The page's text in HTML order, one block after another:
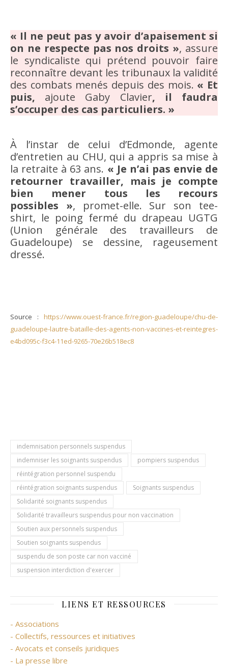
« Il ne peut pas y avoir d’apaisement si
on ne respecte pas nos droits », assure
le syndicaliste qui prétend pouvoir faire
reconnaître devant les tribunaux la validité
des combats menés depuis des mois. « Et
puis, ajoute Gaby Clavier, il faudra
s’occuper des cas particuliers. »
À l’instar de celui d’Edmonde, agente
d’entretien au CHU, qui a appris sa mise à
la retraite à 63 ans. « Je n’ai pas envie de
retourner travailler, mais je compte
bien mener tous les recours
possibles », promet-elle. Sur son tee-
shirt, le poing fermé du drapeau UGTG
(Union générale des travailleurs de
Guadeloupe) se dessine, rageusement
dressé.
Source : https://www.ouest-france.fr/region-guadeloupe/chu-de-
guadeloupe-lautre-bataille-des-agents-non-vaccines-et-reintegres-
e4bd095c-f3c4-11ed-9265-70e26b518ec8
indemnisation personnels suspendus
indemniser les soignants suspendus
pompiers suspendus
réintégration personnel suspendu
réintégration soignants suspendus
Soignants suspendus
Solidarité soignants suspendus
Solidarité travailleurs suspendus pour non vaccination
Soutien aux personnels suspendus
Soutien soignants suspendus
suspendu de son poste car non vacciné
suspension interdiction d'exercer
LIENS ET RESSOURCES
- Associations
- Collectifs, ressources et initiatives
- Avocats et conseils juridiques
- La presse libre